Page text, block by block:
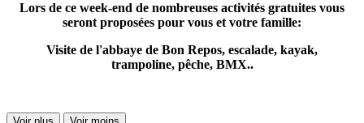
Lors de ce week-end de nombreuses activités gratuites vous
seront proposées pour vous et votre famille:
Visite de l'abbaye de Bon Repos, escalade, kayak,
trampoline, pêche, BMX..